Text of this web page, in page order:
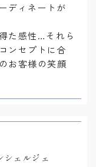
ディネートが
た感性…それら
ンセプトに合
お客様の笑顔
シェルジェ